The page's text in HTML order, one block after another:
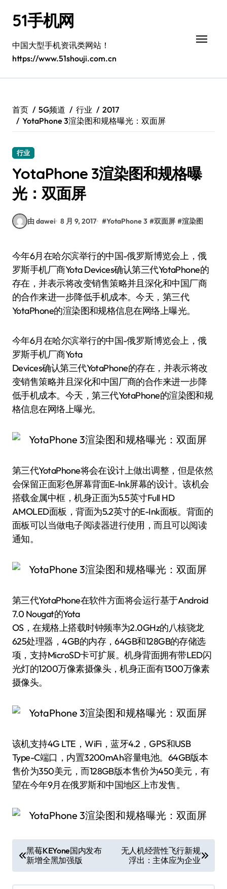
51手机网
中国大型手机资讯类网站！
https://www.51shouji.com.cn
首页 5G频道 行业
2017
YotaPhone 3渲染图和规格曝光：双面屏
行业
YotaPhone 3渲染图和规格曝
光：双面屏
由 dawei 8 月 9, 2017 #YotaPhone 3 #双面屏 #渲染图
今年6月在哈尔滨举行的中国-俄罗斯博览会上，俄
罗斯手机厂商Yota Devices确认第三代YotaPhone的
存在，并表示将改变销售策略并且深化和中国厂商
的合作来进一步降低手机成本。今天，第三代
YotaPhone的渲染图和规格信息在网络上曝光。
今年6月在哈尔滨举行的中国-俄罗斯博览会上，俄
罗斯手机厂商Yota
Devices确认第三代YotaPhone的存在，并表示将改
变销售策略并且深化和中国厂商的合作来进一步降
低手机成本。今天，第三代YotaPhone的渲染图和规
格信息在网络上曝光。
第三代YotaPhone将会在设计上做出调整，但是依然
会保留正面彩色屏幕背面E-Ink屏幕的设计。该机会
搭载金属中框，机身正面为5.5英寸Full HD
AMOLED面板，背面为5.2英寸的E-Ink面板。背面的
面板可以当做电子阅读器进行使用，而且可以阅读
通知。
第三代YotaPhone在软件方面将会运行基于Android
7.0 Nougat的Yota
OS，在规格上搭载时钟频率为2.0GHz的八核骁龙
625处理器，4GB的内存，64GB和128GB的存储选
项，支持MicroSD卡可扩展。机身背面拥有带LED闪
光灯的1200万像素摄像头，机身正面有1300万像素
摄像头。
该机支持4G LTE，WiFi，蓝牙4.2，GPS和USB
Type-C端口，内置3200mAh容量电池。64GB版本
售价为350美元，而128GB版本售价为450美元，有
望在今年9月在俄罗斯和中国地区上市发售。
章
导
黑莓KEYone国内发布
新增全黑加强版
无人机经营性飞行新规
浮出：主体应为企业